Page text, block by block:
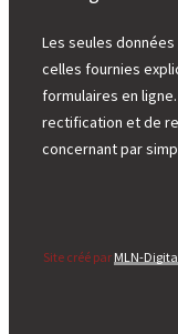
Les seules
celles fournies
formulaires en
rectification et de
concernant par
Site créé par MLN-